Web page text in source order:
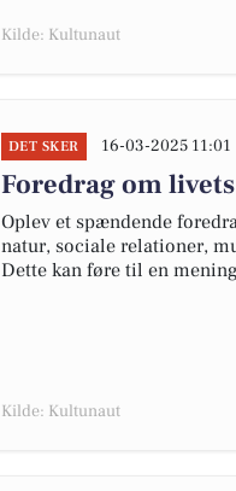
Kilde: Kultunaut
DET SKER 16-03-2025 11:01
Foredrag om
Oplev et spændende
natur, sociale relationer,
Dette kan føre til en
Kilde: Kultunaut